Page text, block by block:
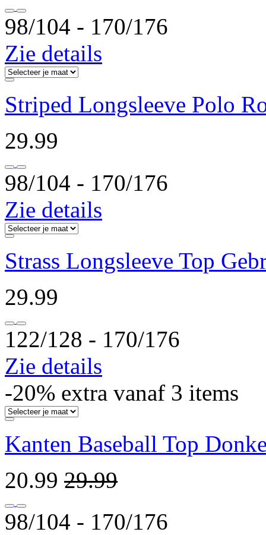
98/104 ‐ 170/176
Zie details
Striped Longsleeve Polo
29.99
98/104 ‐ 170/176
Zie details
Strass Longsleeve Top
29.99
122/128 ‐ 170/176
Zie details
-20% extra vanaf 3 items
Kanten Baseball Top
20.99 29.99
98/104 ‐ 170/176